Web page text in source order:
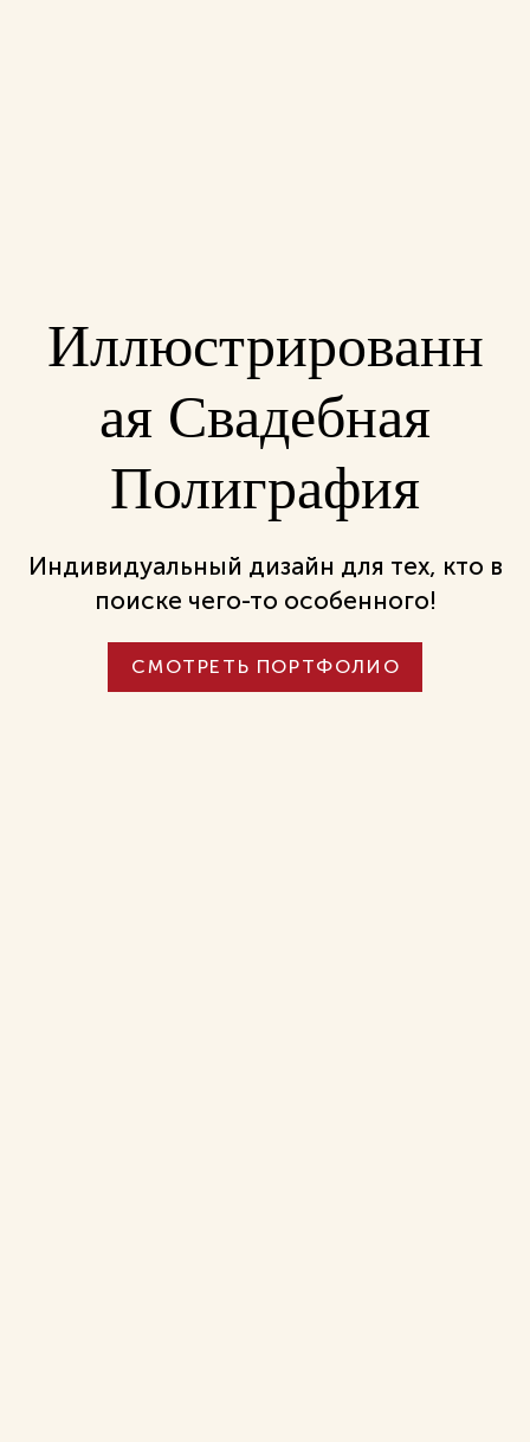
Иллюстрированн
ая Свадебная
Полиграфия
Индивидуальный дизайн для тех, кто в
поиске чего-то особенного!
СМОТРЕТЬ ПОРТФОЛИО